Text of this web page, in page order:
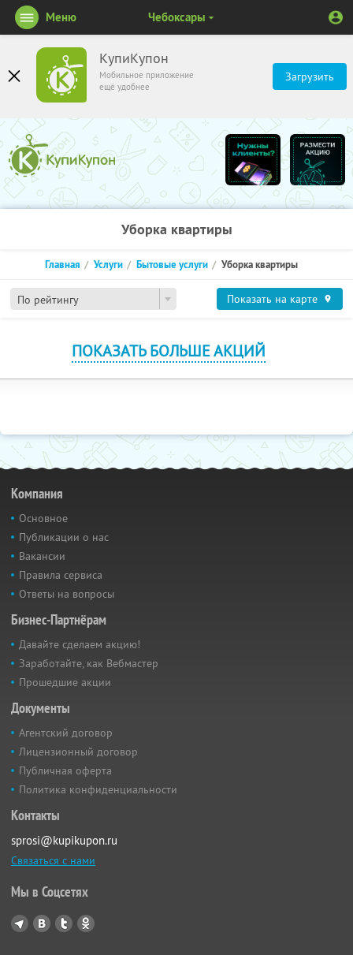
КупиКупон
Мобильное приложение
ещё удобнее
Загрузить
Меню Чебоксары
Уборка квартиры
По рейтингу
Главная Услуги Бытовые услуги Уборка квартиры
Показать на карте
ПОКАЗАТЬ БОЛЬШЕ АКЦИЙ
Компания
Основное
Публикации о нас
Вакансии
Правила сервиса
Ответы на вопросы
Бизнес-Партнёрам
Давайте сделаем акцию!
Заработайте, как Вебмастер
Прошедшие акции
Документы
Агентский договор
Лицензионный договор
Публичная оферта
Политика конфиденциальности
Контакты
sprosi@kupikupon.ru
Связаться с нами
Мы в Соцсетях